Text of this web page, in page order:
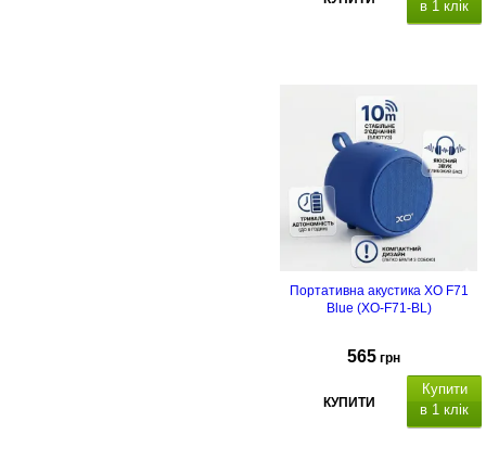
в 1 клік
Портативна акустика XO F71
Blue (XO-F71-BL)
565 грн
КУПИТИ
Купити
в 1 клік